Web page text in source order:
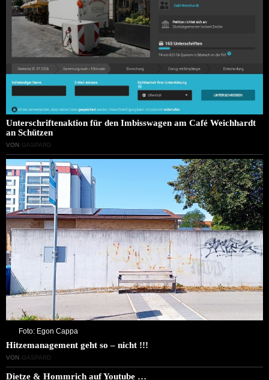
Unterschriftenaktion für den Imbisswagen am Café Weichhardt
an Schützen
VON GASPARD
Foto: Egon Cappa
Hitzemanagement geht so – nicht !!!
VON GASPARD
Dietze & Hommrich auf Youtube …